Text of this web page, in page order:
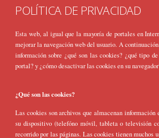
POLÍTICA DE PRIVACIDAD
Esta web, al igual que la mayoría de portales en
mejorar la navegación web del usuario. A
información sobre ¿qué son las cookies? ¿qué tipo
portal? y ¿cómo desactivar las cookies en su
¿Qué son las cookies?
Las cookies son archivos que almacenan información
su dispositivo (telefóno móvil, tableta o televisión
recorrido por las páginas. Las cookies tienen muchos